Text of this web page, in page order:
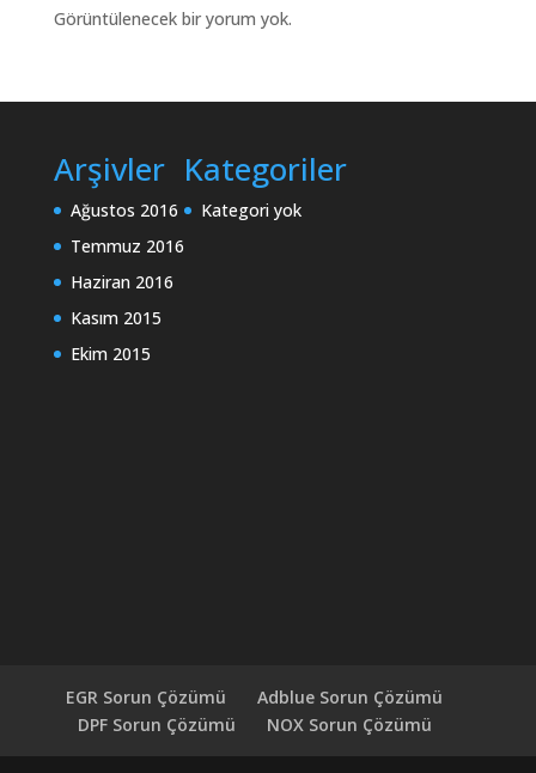
Görüntülenecek bir yorum yok.
Arşivler
Ağustos 2016
Temmuz 2016
Haziran 2016
Kasım 2015
Ekim 2015
Kategoriler
Kategori yok
EGR Sorun Çözümü
Adblue Sorun Çözümü
DPF Sorun Çözümü
NOX Sorun Çözümü